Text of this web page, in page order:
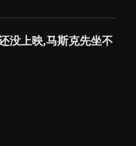
没上映,马斯克先坐不